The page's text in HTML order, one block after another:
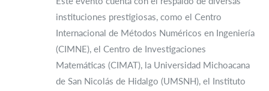
instituciones prestigiosas, como el Centro
Internacional de Métodos Numéricos en Ingeniería
(CIMNE), el Centro de Investigaciones
Matemáticas (CIMAT), la Universidad Michoacana
de San Nicolás de Hidalgo (UMSNH), el Instituto